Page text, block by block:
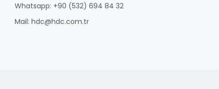
Whatsapp: +90 (532) 694 84 32
Mail: hdc@hdc.com.tr